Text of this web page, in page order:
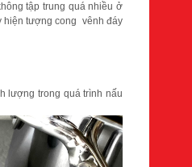
tập trung quá nhiều ở
hiện tượng cong vênh đáy
lượng trong quá trình nấu